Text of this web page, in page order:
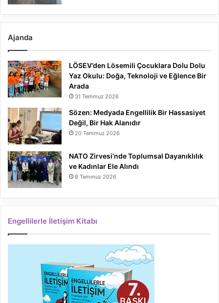
Ajanda
LÖSEV’den Lösemili Çocuklara Dolu Dolu
Yaz Okulu: Doğa, Teknoloji ve Eğlence Bir
Arada
31 Temmuz 2026
Sözen: Medyada Engellilik Bir Hassasiyet
Değil, Bir Hak Alanıdır
20 Temmuz 2026
NATO Zirvesi’nde Toplumsal Dayanıklılık
ve Kadınlar Ele Alındı
8 Temmuz 2026
Engellilerle İletişim Kitabı